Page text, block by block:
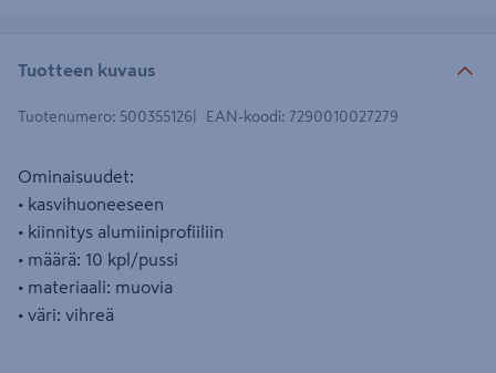
Tuotteen kuvaus
Tuotenumero: 500355126 EAN-koodi: 7290010027279
Ominaisuudet:
• kasvihuoneeseen
• kiinnitys alumiiniprofiiliin
• määrä: 10 kpl/pussi
• materiaali: muovia
• väri: vihreä